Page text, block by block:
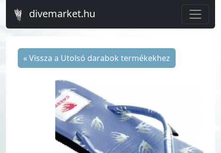
divemarket.hu
« Vissza a Utolsó darabok termékekhez